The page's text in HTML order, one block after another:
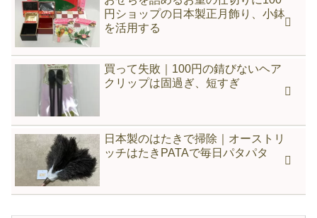
円ショップの日本製正月飾り、小鉢
を活用する
買って失敗｜100円の錆びないヘア
クリップは固過ぎ、短すぎ
日本製のはたきで掃除｜オーストリ
ッチはたきPATAで毎日パタパタ